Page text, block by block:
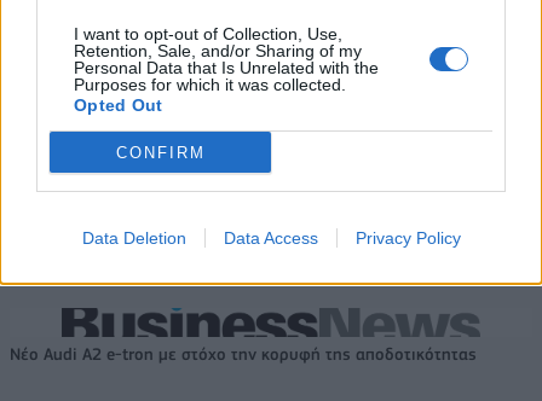
I want to opt-out of Collection, Use,
Retention, Sale, and/or Sharing of my
Personal Data that Is Unrelated with the
Purposes for which it was collected.
Opted Out
CONFIRM
Data Deletion Data Access Privacy Policy
Ταχύτερα και αυστηρότερα: Το νέο ψηφιακό καθεστώς της ΑΑΔΕ για
τα ανασφάλιστα οχήματα
Όμιλος ΔΕΗ: Νέα συμφωνία για
των 2 GW σε Πολωνία και
Τουρισμός για Όλους: Kατάθεση
τελευταίο ψηφίο του ΑΦΜ
Νέο Audi A2 e-tron με στόχο την κορυφή της αποδοτικότητας